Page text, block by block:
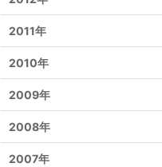
2011年
2010年
2009年
2008年
2007年